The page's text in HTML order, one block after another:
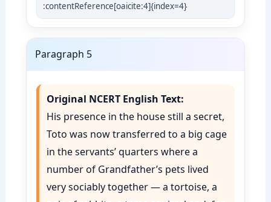
:contentReference[oaicite:4]{index=4}
Paragraph 5
Original NCERT English Text:
His presence in the house still a secret,
Toto was now transferred to a big cage
in the servants’ quarters where a
number of Grandfather’s pets lived
very sociably together — a tortoise, a